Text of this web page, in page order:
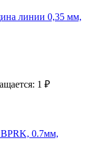
линии 0,35 мм,
1 ₽